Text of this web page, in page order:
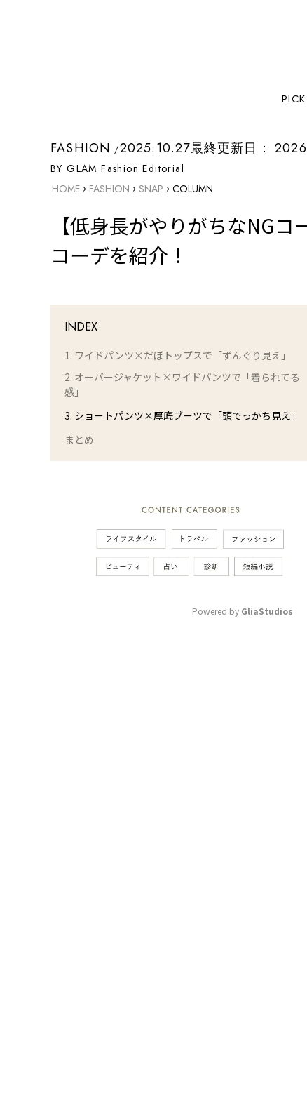
FASHION 2025.10.27最終更新日：
BY GLAM Fashion Editorial
HOME › FASHION › SNAP › COLUMN
【低身長がやりがちなNG
コーデを紹介！
INDEX
1. ワイドパンツ×だぼトップスで「ずんぐり見え」
2. オーバージャケット×ワイドパンツで「着られてる
感」
3. ショートパンツ×厚底ブーツで「頭でっかち見え」
まとめ
Powered by GliaStudios